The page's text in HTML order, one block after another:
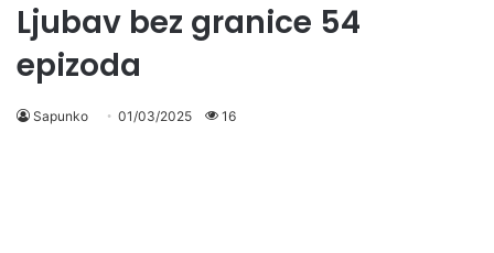
Ljubav bez granice 54
epizoda
Sapunko 01/03/2025 16